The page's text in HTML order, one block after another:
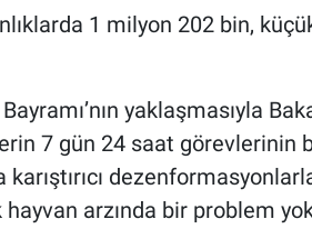
1 milyon 202 bin,
yaklaşmasıyla
7 gün 24 saat görevlerinin
arzında bir problem